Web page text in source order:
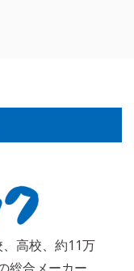
高校、約11万